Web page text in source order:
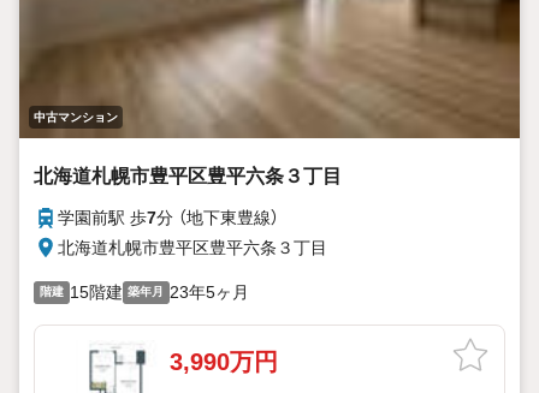
中古マンション
北海道札幌市豊平区豊平六条３丁目
学園前駅 歩7分 （地下東豊線）
北海道札幌市豊平区豊平六条３丁目
階建 15階建 築年月 23年5ヶ月
3,990万円